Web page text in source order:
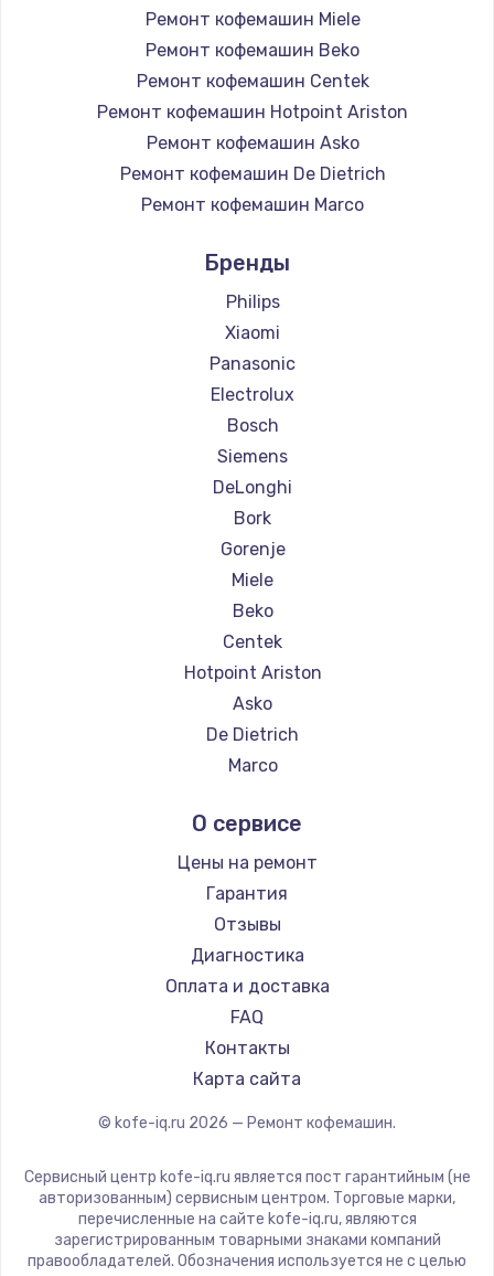
Ремонт кофемашин Miele
Ремонт кофемашин Beko
Ремонт кофемашин Centek
Ремонт кофемашин Hotpoint Ariston
Ремонт кофемашин Asko
Ремонт кофемашин De Dietrich
Ремонт кофемашин Marco
Ремонт кофемашин Jura
Ремонт кофемашин Olympia
Ремонт кофемашин Saeco
Ремонт кофемашин La Cimbali
Ремонт кофемашин WMF
Ремонт кофемашин Yamaguchi
Ремонт кофемашин Nivona
Ремонт кофемашин Astoria
Ремонт кофемашин JVC
Ремонт кофемашин Ariston
Ремонт кофемашин Grundig
Ремонт кофемашин ROCKET MOZZAFIATO
Ремонт кофемашин Vivitek
Ремонт кофемашин Thomson
Ремонт кофемашин Hisense
Ремонт кофемашин DELTA
Ремонт кофемашин Tefal
Ремонт кофемашин RED solution
Ремонт кофемашин Bravilor Bonamat
Ремонт кофемашин Vard
Ремонт кофемашин Tuvio
Ремонт кофемашин Carrera
Ремонт кофемашин Supra
Бренды
Philips
Xiaomi
Panasonic
Electrolux
Bosch
Siemens
DeLonghi
Bork
Gorenje
Miele
Beko
Centek
Hotpoint Ariston
Asko
De Dietrich
Marco
Jura
Olympia
Saeco
La Cimbali
WMF
Yamaguchi
Nivona
Astoria
JVC
ROCKET MOZZAFIATO
Vivitek
Thomson
Hisense
О сервисе
Цены на ремонт
Гарантия
Отзывы
Диагностика
Оплата и доставка
FAQ
Контакты
Карта сайта
© kofe-iq.ru 2026 — Ремонт кофемашин.
Сервисный центр kofe-iq.ru является пост гарантийным (не
авторизованным) сервисным центром. Торговые марки,
перечисленные на сайте kofe-iq.ru, являются
зарегистрированным товарными знаками компаний
правообладателей. Обозначения используется не с целью